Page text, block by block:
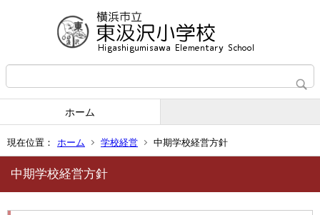
ホーム
現在位置： ホーム 学校経営 中期学校経営方針
中期学校経営方針